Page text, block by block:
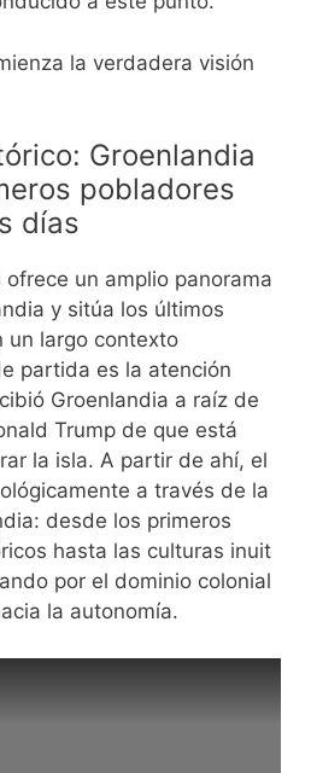
la verdadera visión
Groenlandia
pobladores
días
un amplio panorama
y sitúa los últimos
un largo contexto
partida es la atención
Groenlandia a raíz de
Trump de que está
la isla. A partir de ahí, el
a través de la
desde los primeros
hasta las culturas inuit
por el dominio colonial
la autonomía.